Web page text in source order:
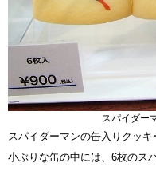
スパイダー
スパイダーマンの缶入りクッキ
小ぶりな缶の中には、6枚のス